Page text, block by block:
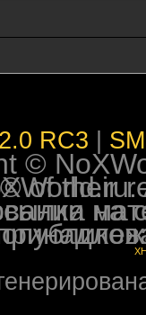
RC3
©
© 2009-2026 NoXWorld.ru. All
использовании
на форуме